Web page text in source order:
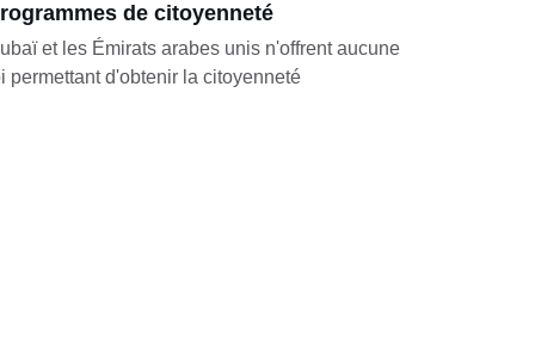
et les Émirats arabes unis n'offrent aucune
permettant d'obtenir la citoyenneté
de citoyenneté